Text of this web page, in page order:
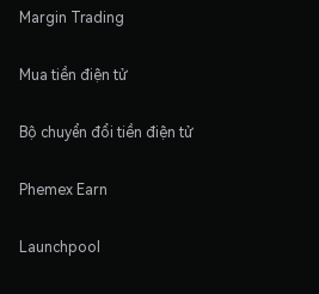
Margin Trading
Mua tiền điện tử
Bộ chuyển đổi tiền điện tử
Phemex Earn
Launchpool